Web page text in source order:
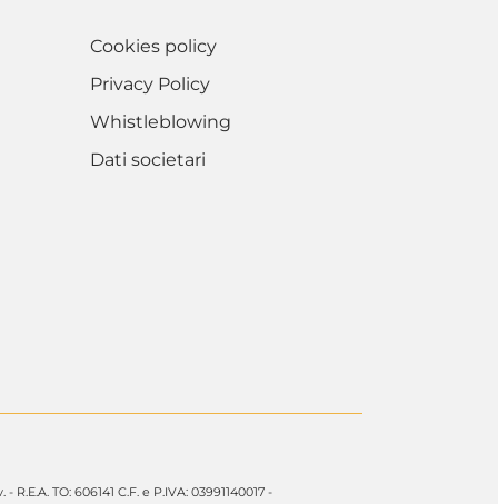
Cookies policy
Privacy Policy
Whistleblowing
Dati societari
TO: 606141 C.F. e P.IVA: 03991140017 -